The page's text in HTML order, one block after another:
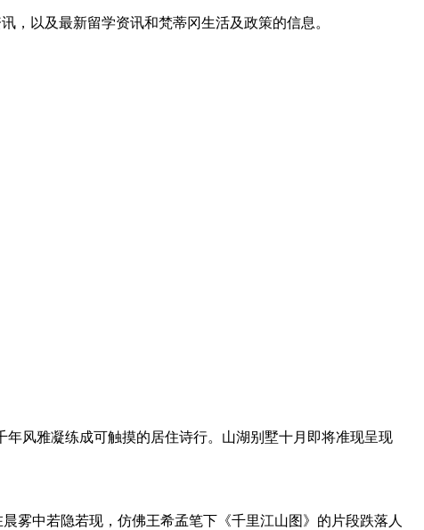
，以及最新留学资讯和梵蒂冈生活及政策的信息。
风雅凝练成可触摸的居住诗行。山湖别墅十月即将准现呈现
雾中若隐若现，仿佛王希孟笔下《千里江山图》的片段跌落人